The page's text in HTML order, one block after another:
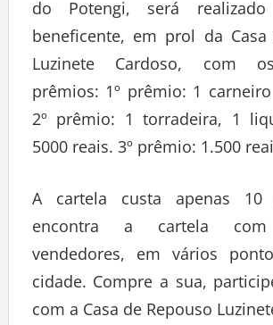
do Potengi, será
beneficente, em prol da Casa
Luzinete Cardoso, com
prêmios: 1º prêmio: 1
2º prêmio: 1 torradeira, 1
5000 reais. 3º prêmio: 1.500
A cartela custa apenas 10
encontra a cartela com
vendedores, em vários
cidade. Compre a sua,
com a Casa de Repouso